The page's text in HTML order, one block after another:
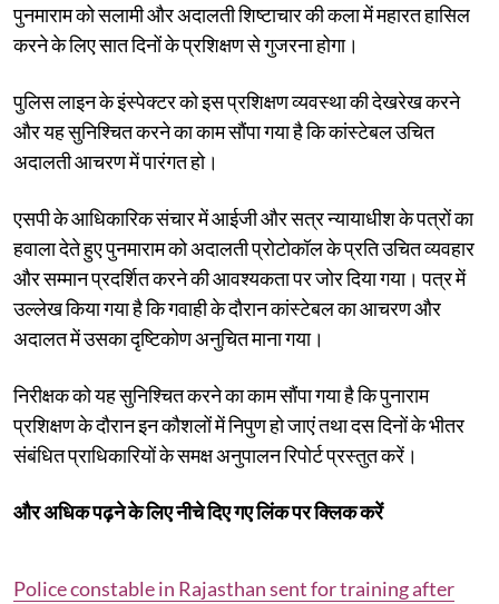
पुनमाराम को सलामी और अदालती शिष्टाचार की कला में महारत हासिल
करने के लिए सात दिनों के प्रशिक्षण से गुजरना होगा।
पुलिस लाइन के इंस्पेक्टर को इस प्रशिक्षण व्यवस्था की देखरेख करने
और यह सुनिश्चित करने का काम सौंपा गया है कि कांस्टेबल उचित
अदालती आचरण में पारंगत हो।
एसपी के आधिकारिक संचार में आईजी और सत्र न्यायाधीश के पत्रों का
हवाला देते हुए पुनमाराम को अदालती प्रोटोकॉल के प्रति उचित व्यवहार
और सम्मान प्रदर्शित करने की आवश्यकता पर जोर दिया गया। पत्र में
उल्लेख किया गया है कि गवाही के दौरान कांस्टेबल का आचरण और
अदालत में उसका दृष्टिकोण अनुचित माना गया।
निरीक्षक को यह सुनिश्चित करने का काम सौंपा गया है कि पुनाराम
प्रशिक्षण के दौरान इन कौशलों में निपुण हो जाएं तथा दस दिनों के भीतर
संबंधित प्राधिकारियों के समक्ष अनुपालन रिपोर्ट प्रस्तुत करें।
और अधिक पढ़ने के लिए नीचे दिए गए लिंक पर क्लिक करें
Police constable in Rajasthan sent for training after